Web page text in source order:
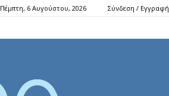
Πέμπτη, 6 Αυγούστου, 2026 Σύνδεση / Εγγραφή